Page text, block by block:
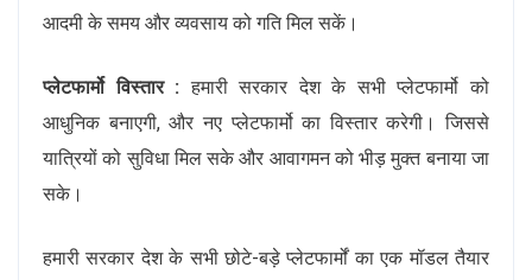
आदमी के समय और व्यवसाय को गति मिल सकें।
प्लेटफार्मो विस्तार :हमारी सरकार देश के सभी प्लेटफार्मो को
आधुनिक बनाएगी, और नए प्लेटफार्मो का विस्तार करेगी। जिससे
यात्रियों को सुविधा मिल सके और आवागमन को भीड़ मुक्त बनाया जा
सके।
हमारी सरकार देश के सभी छोटे-बड़े प्लेटफार्मों का एक मॉडल तैयार